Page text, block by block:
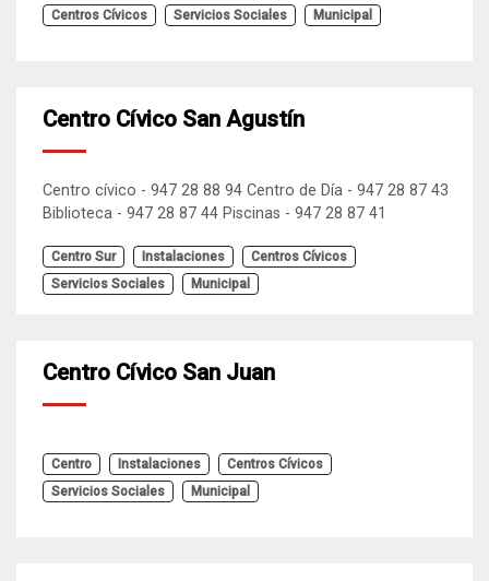
Centros Cívicos
Servicios Sociales Municipal
Centro Cívico San Agustín
Centro cívico - 947 28 88 94 Centro de Día - 947 28 87 43
Biblioteca - 947 28 87 44 Piscinas - 947 28 87 41
Centro Sur Instalaciones
Centros Cívicos
Servicios Sociales
Municipal
Centro Cívico San Juan
Centro Instalaciones
Centros Cívicos
Servicios Sociales
Municipal